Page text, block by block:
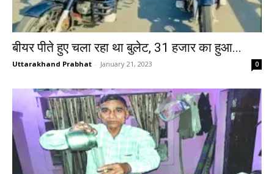
बीयर पीते हुए चला रहा था बुलेट, 31 हजार का हुआ...
Uttarakhand Prabhat - January 21, 2023 0